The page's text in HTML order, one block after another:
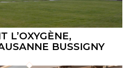
L’OXYGÈNE,
BUSSIGNY